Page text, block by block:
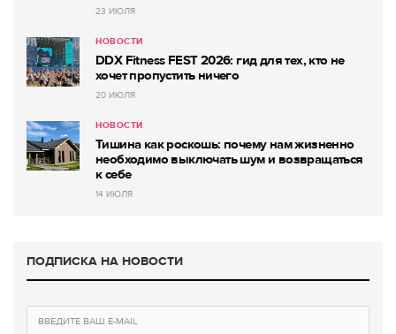
23 ИЮЛЯ
НОВОСТИ
DDX Fitness FEST 2026: гид для тех, кто не
хочет пропустить ничего
20 ИЮЛЯ
НОВОСТИ
Тишина как роскошь: почему нам жизненно
необходимо выключать шум и возвращаться
к себе
14 ИЮЛЯ
ПОДПИСКА НА НОВОСТИ